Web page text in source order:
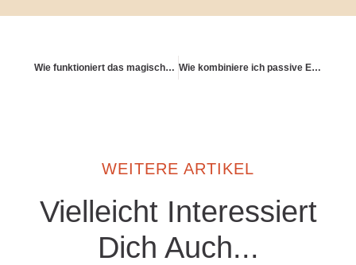
Wie funktioniert das magische Dreieck der Geldanlage? Wie kombiniere ich passive Einkommen mit klassischen Rentenmodellen?
WEITERE ARTIKEL
Vielleicht Interessiert
Dich Auch...